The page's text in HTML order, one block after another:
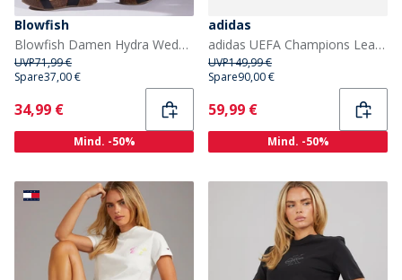
Blowfish
Blowfish Damen Hydra Wedge Sandalen Schwarz
UVP71,99 €
Spare37,00 €
Current
34,99 €
Mind. -50%
adidas
adidas UEFA Champions League 23/24 Offizieller Pro Spiel Fußball (FIFA Quality Pro Zertifiziert) Weiß/Silver Metallic/Bright Cyan/Royal Blue
UVP149,99 €
Spare90,00 €
Current
59,99 €
Mind. -50%